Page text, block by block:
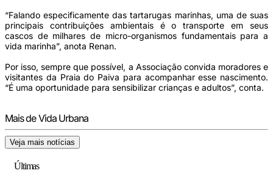
“Falando especificamente das tartarugas marinhas, uma de suas
principais contribuições ambientais é o transporte em seus
cascos de milhares de micro-organismos fundamentais para a
vida marinha”, anota Renan.
Por isso, sempre que possível, a Associação convida moradores e
visitantes da Praia do Paiva para acompanhar esse nascimento.
“É uma oportunidade para sensibilizar crianças e adultos”, conta.
Mais de Vida Urbana
Veja mais notícias
Últimas